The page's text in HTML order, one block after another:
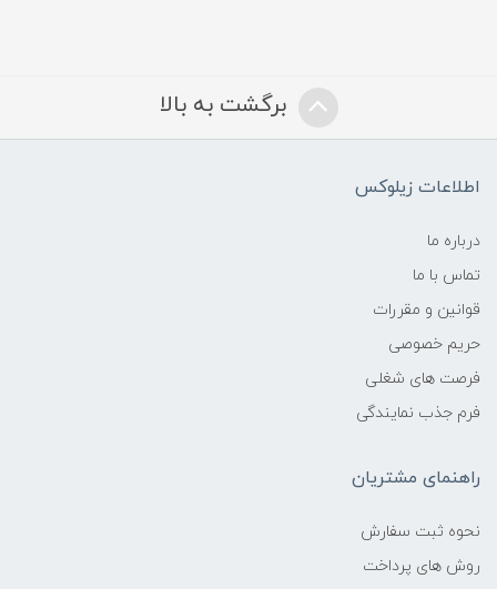
برگشت به بالا
اطلاعات زیلوکس
درباره ما
تماس با ما
قوانین و مقررات
حریم خصوصی
فرصت های شغلی
فرم جذب نمایندگی
راهنمای مشتریان
نحوه ثبت سفارش
روش های پرداخت